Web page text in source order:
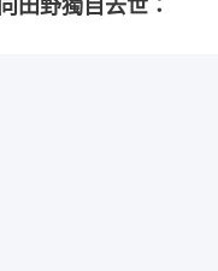
田野獨自去世：